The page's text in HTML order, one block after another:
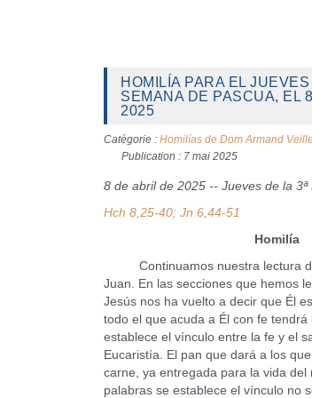
HOMILÍA PARA EL JUEVES
SEMANA DE PASCUA, EL
2025
Catégorie : Homilías de Dom Armand
Publication : 7 mai 2025
8 de abril de 2025 -- Jueves de la
Hch 8,25-40; Jn 6,44-51
Homilía
Continuamos nuestra lectura
Juan. En las secciones que hemos
Jesús nos ha vuelto a decir que Él
todo el que acuda a Él con fe tendrá
establece el vínculo entre la fe y el
Eucaristía. El pan que dará a los
carne, ya entregada para la vida del
palabras se establece el vínculo no